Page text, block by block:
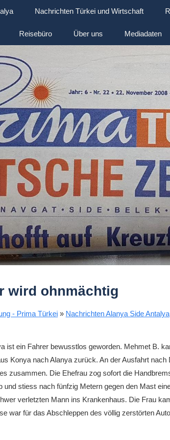
Nachrichten Türkei und Wirtschaft
Reisebüro Über uns Mediadaten
wird ohnmächtig
- Prima Türkei » Nachrichten Alanya Side Antalya
ist ein Fahrer bewusstlos geworden. Mehmet B.
Konya nach Alanya zurück. An der Ausfahrt nach
zusammen. Die Ehefrau zog sofort die
und stiess nach fünfzig Metern gegen den Mast
verletzten Mann ins Krankenhaus. Die Frau
war für das Abschleppen des völlig zerstörten